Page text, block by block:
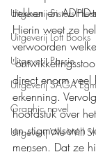
Uitgeverij Sisters Press
Uitgeverij Loft Books
Uitgeverij Passie
Uitgeverij SAGA
Graphic novel
Uitgeverij We Will
trekken en
Hierin weet ze
verwoorden
direct enorm veel
erkenning.
hoofdstuk over
en stigmatiseren
mensen. Dat ze